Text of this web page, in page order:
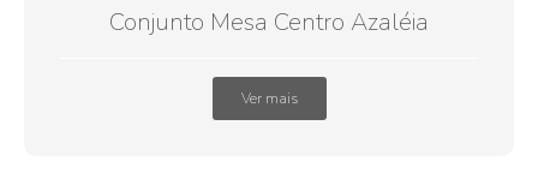
Conjunto Mesa Centro Azaléia
Ver mais